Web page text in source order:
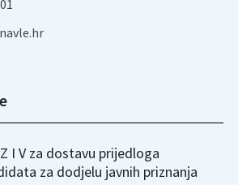
I V za dostavu prijedloga
za dodjelu javnih priznanja